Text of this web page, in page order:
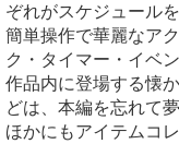
ぞれがスケジュール
簡単操作で華麗なア
ク・タイマー・イベ
作品内に登場する懐
どは、本編を忘れて
ほかにもアイテムコ